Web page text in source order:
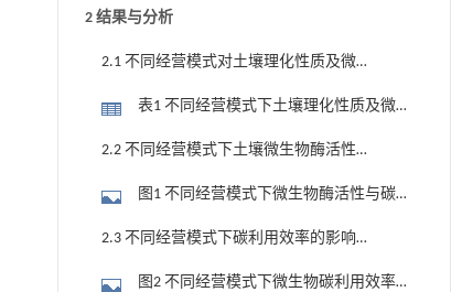
2 结果与分析
2.1 不同经营模式对土壤理化性质及微
生物养分特征的影响
表1 不同经营模式下土壤理化性质及微
生物养分特征
2.2 不同经营模式下土壤微生物酶活性
图1 不同经营模式下微生物酶活性与碳
利用效率
2.3 不同经营模式下碳利用效率的影响
图2 不同经营模式下微生物碳利用效率